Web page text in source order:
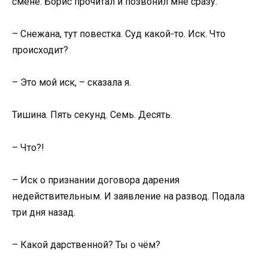
– Снежана, тут повестка. Суд какой-то. Иск. Что
происходит?
– Это мой иск, – сказала я.
Тишина. Пять секунд. Семь. Десять.
– Что?!
– Иск о признании договора дарения
недействительным. И заявление на развод. Подала
три дня назад.
– Какой дарственной? Ты о чём?